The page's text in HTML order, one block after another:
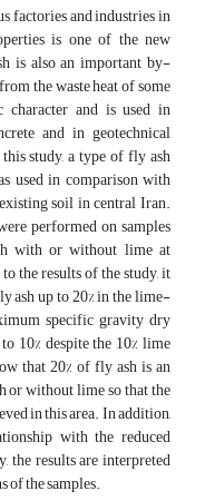
factories and industries in
is one of the new
is also an important by-
the waste heat of some
character and is used in
and in geotechnical
study, a type of fly ash
used in comparison with
soil in central Iran.
performed on samples
with or without lime at
the results of the study, it
ash up to 20% in the lime-
specific gravity dry
10% despite the 10% lime
that 20% of fly ash is an
without lime so that the
in this area. In addition,
with the reduced
the results are interpreted
of the samples.